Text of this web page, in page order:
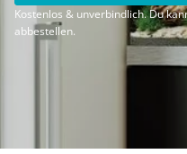
Kostenlos & unverbindlich. Du
abbestellen.